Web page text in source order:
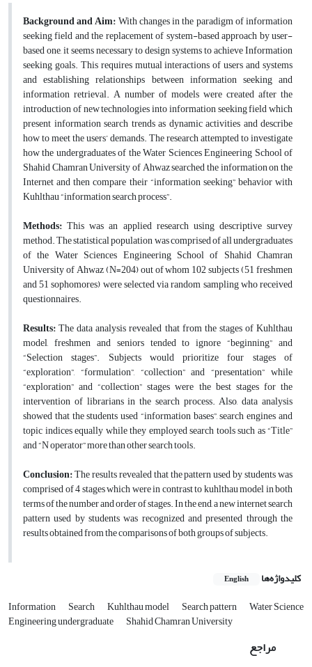
Background and Aim:With changes in the paradigm of information
seeking field and the replacement of system-based approach by user-
based one, it seems necessary to design systems to achieve Information
seeking goals. This requires mutual interactions of users and systems
and establishing relationships between information seeking and
information retrieval. A number of models were created after the
introduction of new technologies into information seeking field which
present information search trends as dynamic activities and describe
how to meet the users’ demands. The research attempted to investigate
how the undergraduates of the Water Sciences Engineering School of
Shahid Chamran University of Ahwaz searched the information on the
Internet and then compare their “information seeking” behavior with
Kuhlthau “information search process”.
Methods: This was an applied research using descriptive survey
method. The statistical population was comprised of all undergraduates
of the Water Sciences Engineering School of Shahid Chamran
University of Ahwaz (N=204) out of whom 102 subjects (51 freshmen
and 51 sophomores) were selected via random sampling who received
questionnaires.
Results:The data analysis revealed that from the stages of Kuhlthau
model, freshmen and seniors tended to ignore “beginning” and
“Selection stages”. Subjects would prioritize four stages of
“exploration”, “formulation”, “collection” and “presentation” while
“exploration” and “collection” stages were the best stages for the
intervention of librarians in the search process. Also, data analysis
showed that the students used “information bases”, search engines and
topic indices equally while they employed search tools such as “Title”
and “N operator” more than other search tools.
Conclusion:The results revealed that the pattern used by students was
comprised of 4 stages which were in contrast to kuhlthau model in both
terms of the number and order of stages. In the end, a new internet search
pattern used by students was recognized and presented through the
results obtained from the comparisons of both groups of subjects.
کلیدواژه‌ها English
Information Search Kuhlthau model Search pattern Water Science
Engineering undergraduate Shahid Chamran University
مراجع